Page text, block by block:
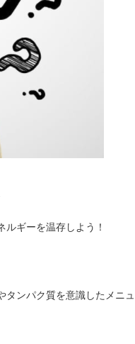
ギーを温存しよう！
ンパク質を意識したメニュ